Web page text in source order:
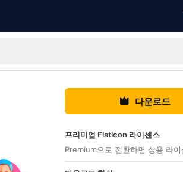
다운로드
프리미엄 Flaticon 라이센스
Premium으로 전환하면 상용 라